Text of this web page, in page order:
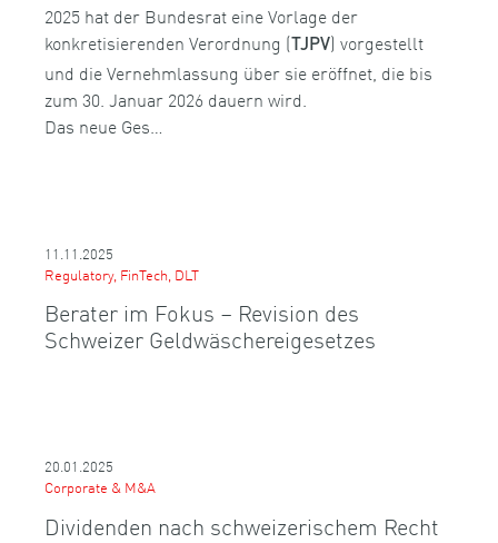
2025 hat der Bundesrat eine Vorlage der
konkretisierenden Verordnung ( TJPV) vorgestellt
und die Vernehmlassung über sie eröffnet, die bis
zum 30. Januar 2026 dauern wird.
Das neue Ges…
11.11.2025
Regulatory, FinTech, DLT
Berater im Fokus – Revision des
Schweizer Geldwäschereigesetzes
20.01.2025
Corporate & M&A
Dividenden nach schweizerischem Recht